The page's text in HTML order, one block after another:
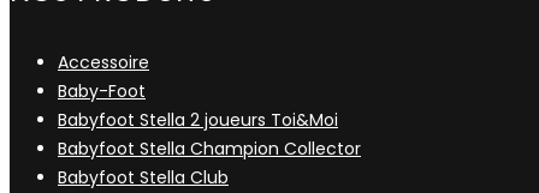
Accessoire
Baby-Foot
Babyfoot Stella 2 joueurs Toi&Moi
Babyfoot Stella Champion Collector
Babyfoot Stella Club